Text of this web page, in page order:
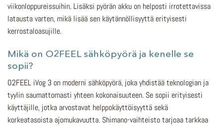
viikonloppureissuihin. Lisäksi pyörän akku on helposti irrotettavissa
latausta varten, mikä lisää sen käytännöllisyyttä erityisesti
kerrostaloasujille.
Mikä on O2FEEL sähköpyörä ja kenelle se
sopii?
O2FEEL iVog 3 on moderni sähköpyörä, joka yhdistää teknologian ja
tyylin saumattomasti yhteen kokonaisuuteen. Se sopii erityisesti
käyttäjille, jotka arvostavat helppokäyttöisyyttä sekä
korkeatasoista ajomukavuutta. Shimano-vaihteisto tarjoaa tarkkaa